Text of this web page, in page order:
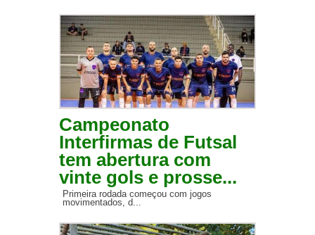
Campeonato
Interfirmas de Futsal
tem abertura com
vinte gols e prosse...
Primeira rodada começou com jogos
movimentados, d...